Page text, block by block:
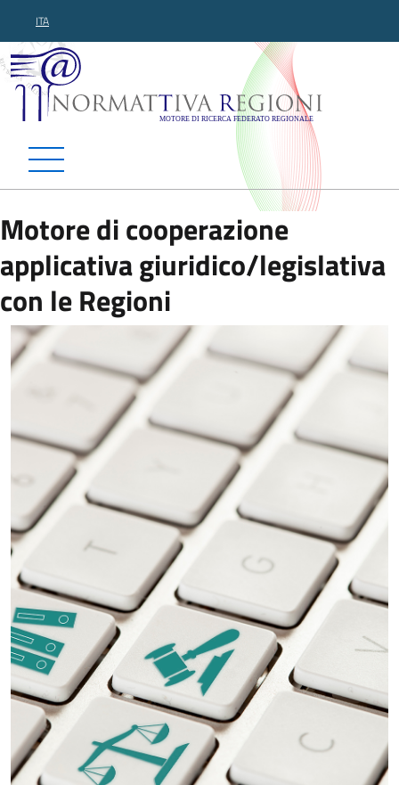
ITA
Normattiva Regioni -
Motore di cooperazione
applicativa giuridico/legislativa
con le Regioni